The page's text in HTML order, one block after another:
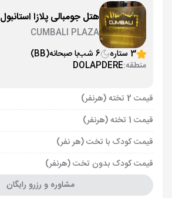
هتل جومبالی پلازا استانبول
CUMBALI PLAZA
3 ستاره
6 شب با صبحانه(BB)
منطقه:DOLAPDERE
قیمت 2 تخته (هرنفر)
قیمت 1 تخته (هرنفر)
قیمت کودک با تخت (هر نفر)
قیمت کودک بدون تخت (هرنفر)
مشاوره و رزرو رایگان